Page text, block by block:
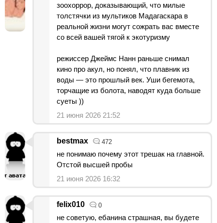
зоохоррор, доказывающий, что милые
толстячки из мультиков Мадагаскара в
реальной жизни могут сожрать вас вместе
со всей вашей тягой к экотуризму
режиссер Джеймс Нанн раньше снимал
кино про акул, но понял, что плавник из
воды — это прошлый век. Уши бегемота,
торчащие из болота, наводят куда больше
суеты ))
21 июня 2026 21:52
bestmax 472
не понимаю почему этот трешак на главной.
Отстой высшей пробы
21 июня 2026 16:32
felix010 0
не советую, ебанина страшная, вы будете